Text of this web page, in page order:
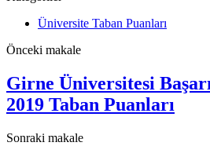
Üniversite Taban Puanları
Önceki makale
Girne Üniversitesi
2019 Taban Puanları
Sonraki makale